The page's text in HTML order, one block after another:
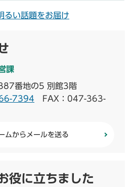
るい話題をお届け
課
番地の5 別館3階
7394 FAX：047-363-
ムからメールを送る
役に立ちました